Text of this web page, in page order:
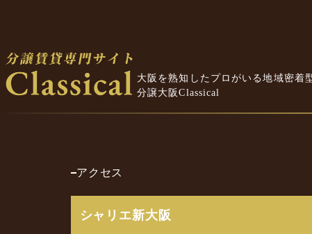
大阪を熟知したプロがいる地域密着
分譲大阪Classical
アクセス
シャリエ新大阪